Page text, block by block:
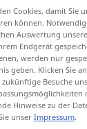
Cookies, damit Sie
können.
Auswertung
Endgerät
werden nur
geben. Klicken Sie
Besuche
Hinweise zu der
unser Impressum.